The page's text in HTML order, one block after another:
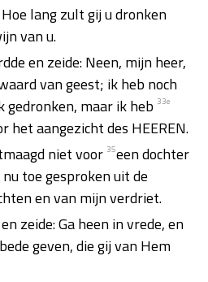
lang zult gij u dronken
van u.
en zeide: Neen, mijn heer,
van geest; ik heb noch
maar ik heb 33e
het aangezicht des HEEREN.
niet voor 35een dochter
toe gesproken uit de
en van mijn verdriet.
zeide: Ga heen in vrede, en
geven, die gij van Hem